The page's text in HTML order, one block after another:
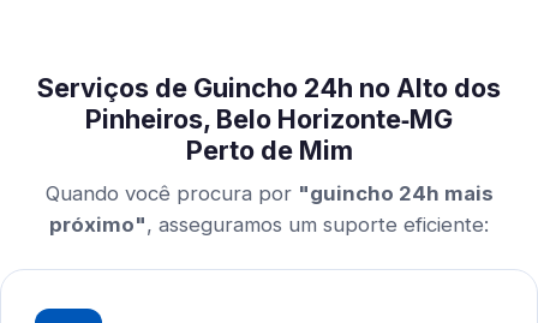
Serviços de Guincho 24h no Alto dos
Pinheiros, Belo Horizonte‑MG
Perto de Mim
Quando você procura por "guincho 24h mais
próximo", asseguramos um suporte eficiente: